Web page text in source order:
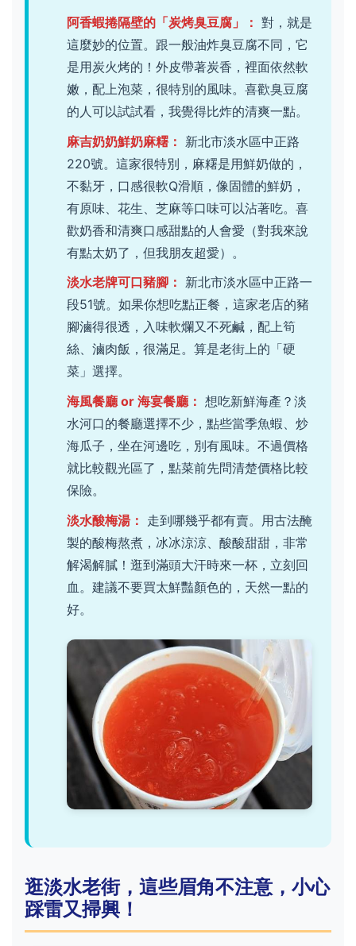
阿香蝦捲隔壁的「炭烤臭豆腐」： 對，就是
這麼妙的位置。跟一般油炸臭豆腐不同，它
是用炭火烤的！外皮帶著炭香，裡面依然軟
嫩，配上泡菜，很特別的風味。喜歡臭豆腐
的人可以試試看，我覺得比炸的清爽一點。
麻吉奶奶鮮奶麻糬： 新北市淡水區中正路
220號。這家很特別，麻糬是用鮮奶做的，
不黏牙，口感很軟Q滑順，像固體的鮮奶，
有原味、花生、芝麻等口味可以沾著吃。喜
歡奶香和清爽口感甜點的人會愛（對我來說
有點太奶了，但我朋友超愛）。
淡水老牌可口豬腳： 新北市淡水區中正路一
段51號。如果你想吃點正餐，這家老店的豬
腳滷得很透，入味軟爛又不死鹹，配上筍
絲、滷肉飯，很滿足。算是老街上的「硬
菜」選擇。
海風餐廳 or 海宴餐廳： 想吃新鮮海產？淡
水河口的餐廳選擇不少，點些當季魚蝦、炒
海瓜子，坐在河邊吃，別有風味。不過價格
就比較觀光區了，點菜前先問清楚價格比較
保險。
淡水酸梅湯： 走到哪幾乎都有賣。用古法醃
製的酸梅熬煮，冰冰涼涼、酸酸甜甜，非常
解渴解膩！逛到滿頭大汗時來一杯，立刻回
血。建議不要買太鮮豔顏色的，天然一點的
好。
逛淡水老街，這些眉角不注意，小心
踩雷又掃興！